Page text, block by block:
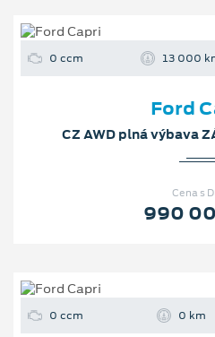
0 ccm 13 000
Ford
CZ AWD plná výbava
Cena s
990
0 ccm 0 km